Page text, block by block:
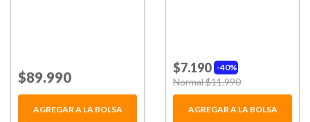
Price reduced from
$89.990
AGREGAR A LA BOLSA
40%
$7.190
Price reduced from
Normal $11.990
AGREGAR A LA BOLSA